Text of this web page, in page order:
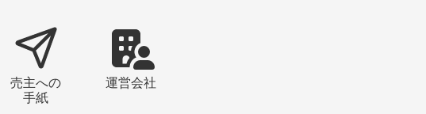
売主への
手紙
運営会社